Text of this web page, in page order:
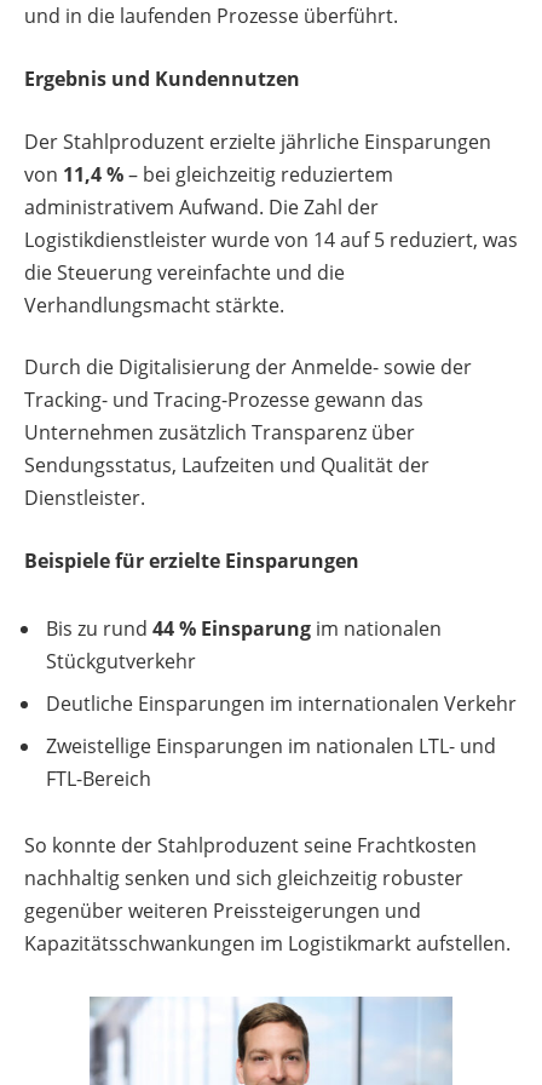
und in die laufenden Prozesse überführt.
Ergebnis und Kundennutzen
Der Stahlproduzent erzielte jährliche Einsparungen
von 11,4 %– bei gleichzeitig reduziertem
administrativem Aufwand. Die Zahl der
Logistikdienstleister wurde von 14 auf 5 reduziert, was
die Steuerung vereinfachte und die
Verhandlungsmacht stärkte.
Durch die Digitalisierung der Anmelde- sowie der
Tracking- und Tracing-Prozesse gewann das
Unternehmen zusätzlich Transparenz über
Sendungsstatus, Laufzeiten und Qualität der
Dienstleister.
Beispiele für erzielte Einsparungen
Bis zu rund 44 % Einsparung im nationalen
Stückgutverkehr
Deutliche Einsparungen im internationalen Verkehr
Zwei­stel­lige Einsparungen im nationalen LTL- und
FTL-Bereich
So konnte der Stahlproduzent seine Frachtkosten
nachhaltig senken und sich gleichzeitig robuster
gegenüber weiteren Preissteigerungen und
Kapazitätsschwankungen im Logistikmarkt aufstellen.